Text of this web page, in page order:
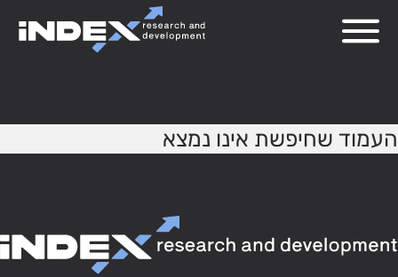
העמוד שחיפשת אינו נמצא